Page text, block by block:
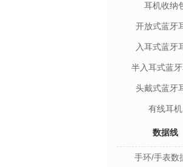
耳机收纳
开放式蓝牙
入耳式蓝牙
半入耳式蓝
头戴式蓝牙
有线耳机
数据线
手环/手表数